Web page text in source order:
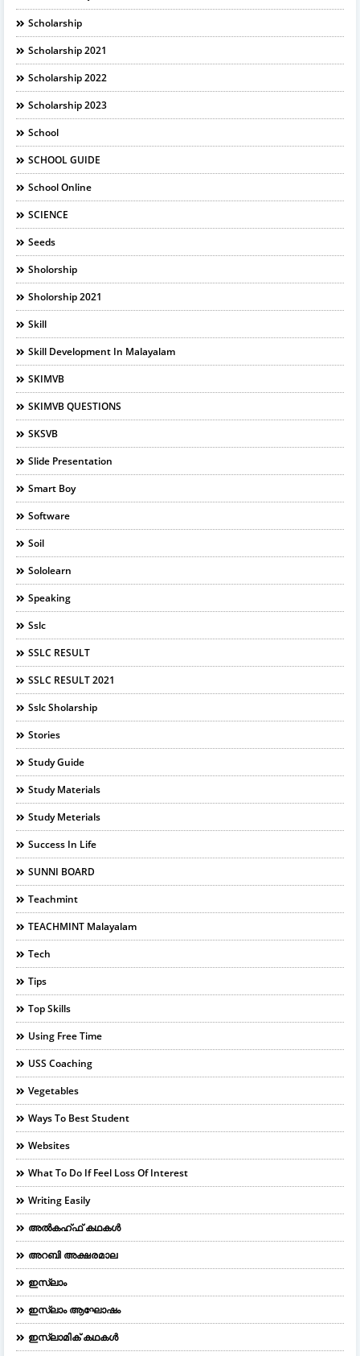
Scholarship
Scholarship 2021
Scholarship 2022
Scholarship 2023
School
SCHOOL GUIDE
School Online
SCIENCE
Seeds
Sholorship
Sholorship 2021
Skill
Skill Development In Malayalam
SKIMVB
SKIMVB QUESTIONS
SKSVB
Slide Presentation
Smart Boy
Software
Soil
Sololearn
Speaking
Sslc
SSLC RESULT
SSLC RESULT 2021
Sslc Sholarship
Stories
Study Guide
Study Materials
Study Meterials
Success In Life
SUNNI BOARD
Teachmint
TEACHMINT Malayalam
Tech
Tips
Top Skills
Using Free Time
USS Coaching
Vegetables
Ways To Best Student
Websites
What To Do If Feel Loss Of Interest
Writing Easily
അൽകഹ്ഫ് കഥകൾ
അറബി അക്ഷരമാല
ഇസ്ലാം
ഇസ്ലാം ആഘോഷം
ഇസ്ലാമിക് കഥകൾ